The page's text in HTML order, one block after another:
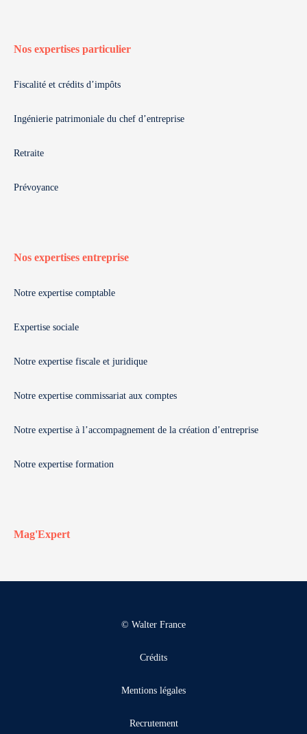
Nos expertises particulier
Fiscalité et crédits d’impôts
Ingénierie patrimoniale du chef d’entreprise
Retraite
Prévoyance
Nos expertises entreprise
Notre expertise comptable
Expertise sociale
Notre expertise fiscale et juridique
Notre expertise commissariat aux comptes
Notre expertise à l’accompagnement de la création d’entreprise
Notre expertise formation
Mag'Expert
© Walter France
Crédits
Mentions légales
Recrutement